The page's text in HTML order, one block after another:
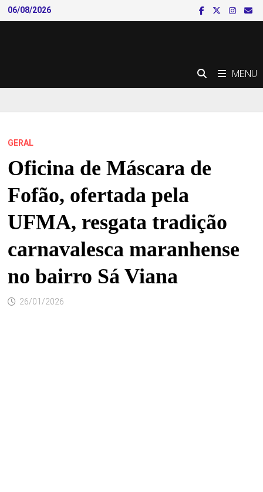
Skip
to
06/08/2026
MENU
GERAL
Oficina de Máscara de
Fofão, ofertada pela
UFMA, resgata tradição
carnavalesca maranhense
no bairro Sá Viana
26/01/2026